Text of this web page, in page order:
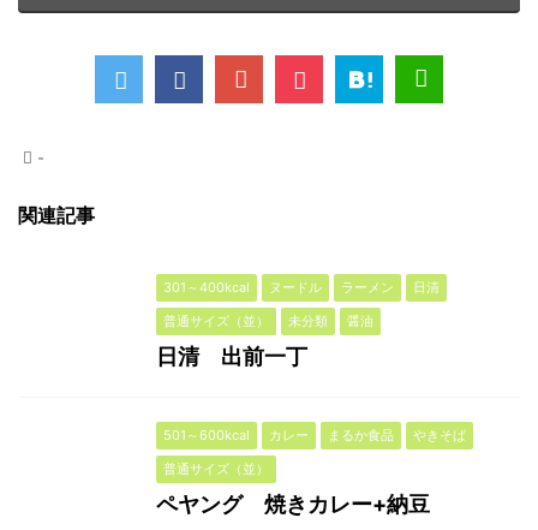
-
関連記事
301～400kcal ヌードル ラーメン
日清
普通サイズ（並）
未分類 醤油
日清 出前一丁
501～600kcal カレー まるか食品
やきそば
普通サイズ（並）
ペヤング 焼きカレー+納豆